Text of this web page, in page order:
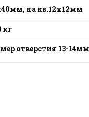
на кв.12х12мм
кг
отверстия 13-14мм